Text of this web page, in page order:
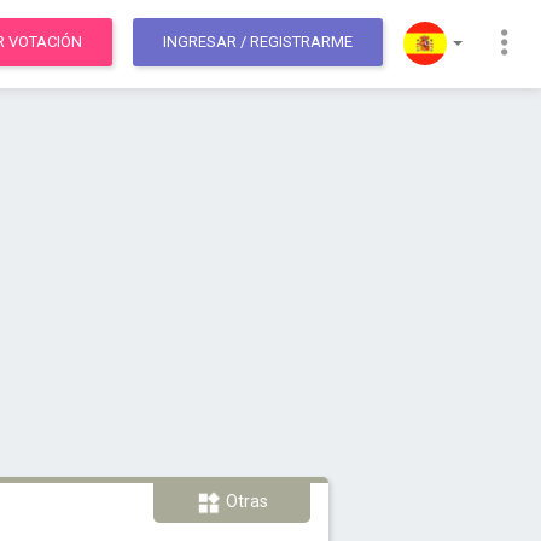
VOTACIÓN INGRESAR / REGISTRARME
Otras